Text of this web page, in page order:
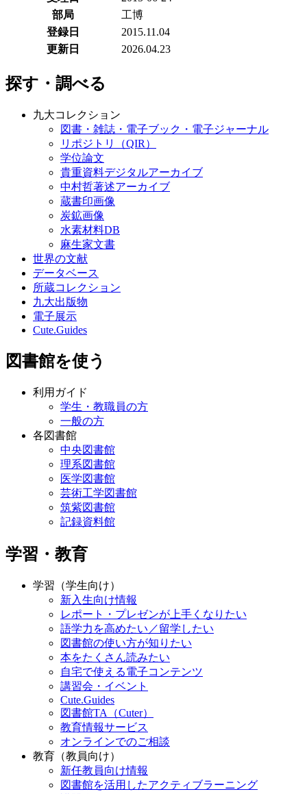
部局
工博
登録日
2015.11.04
更新日
2026.04.23
探す・調べる
九大コレクション
図書・雑誌・電子ブック・電子ジャーナル
リポジトリ（QIR）
学位論文
貴重資料デジタルアーカイブ
中村哲著述アーカイブ
蔵書印画像
炭鉱画像
水素材料DB
麻生家文書
世界の文献
データベース
所蔵コレクション
九大出版物
電子展示
Cute.Guides
図書館を使う
利用ガイド
学生・教職員の方
一般の方
各図書館
中央図書館
理系図書館
医学図書館
芸術工学図書館
筑紫図書館
記録資料館
学習・教育
学習（学生向け）
新入生向け情報
レポート・プレゼンが上手くなりたい
語学力を高めたい／留学したい
図書館の使い方が知りたい
本をたくさん読みたい
自宅で使える電子コンテンツ
講習会・イベント
Cute.Guides
図書館TA（Cuter）
教育情報サービス
オンラインでのご相談
教育（教員向け）
新任教員向け情報
図書館を活用したアクティブラーニング